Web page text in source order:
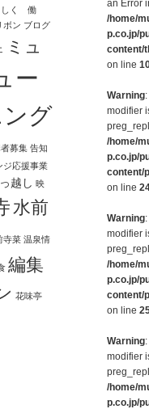
しく 働
ボン ブログ
ミュ
ー
グ
募集 告知
ジ応援事業
越し 映
水前
寺菜 温泉情
編集
花味亭
an Error
/home/
p.co.jp/
content/
on line
Warning
modifier
/home/
p.co.jp/
content/
on line
Warning
modifier
/home/
p.co.jp/
content/
on line
Warning
modifier
/home/
p.co.jp/